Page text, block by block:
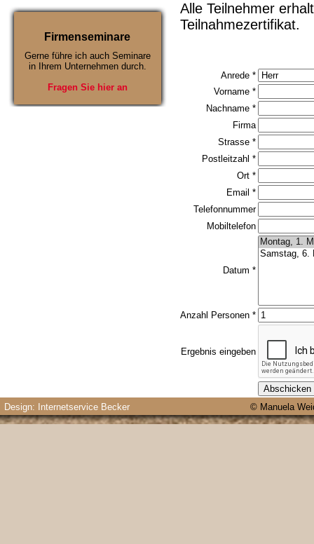
Firmenseminare
Gerne führe ich auch Seminare
in Ihrem Unternehmen durch.
Fragen Sie hier an
Alle Teilnehmer
Teilnahmezertifikat.
Anrede *
Vorname *
Nachname *
Firma
Strasse *
Postleitzahl *
Ort *
Email *
Telefonnummer
Mobiltelefon
Datum *
Anzahl Personen *
Ergebnis eingeben
Design: Internetservice Becker © Manuela